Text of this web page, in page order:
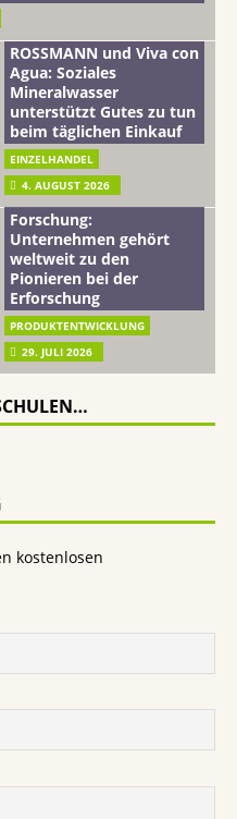
ROSSMANN und Viva con
Agua: Soziales
Mineralwasser
unterstützt Gutes zu tun
beim täglichen Einkauf
EINZELHANDEL
4. AUGUST 2026
Beiersdorf
Hautmikrobiom-
Forschung:
Unternehmen gehört
weltweit zu den
Pionieren bei der
Erforschung
PRODUKTENTWICKLUNG
29. JULI 2026
kostenlosen